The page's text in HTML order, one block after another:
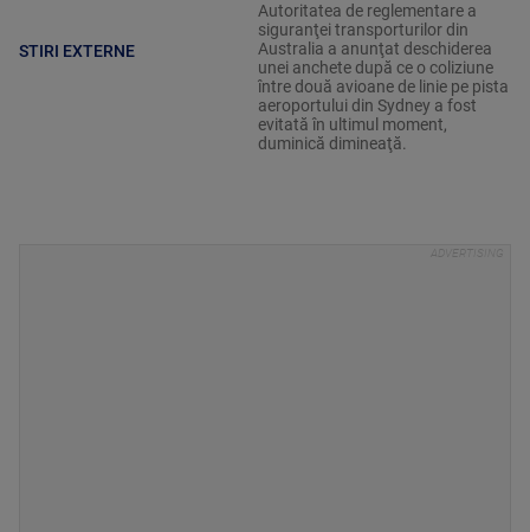
STIRI EXTERNE
Autoritatea de reglementare a
siguranţei transporturilor din
Australia a anunţat deschiderea
unei anchete după ce o coliziune
între două avioane de linie pe pista
aeroportului din Sydney a fost
evitată în ultimul moment,
duminică dimineaţă.